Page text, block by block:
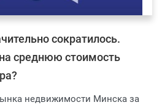
сократилось.
среднюю стоимость
недвижимости Минска за